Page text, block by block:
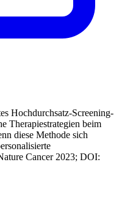
Hochdurchsatz-Screening-
Therapiestrategien beim
diese Methode sich
Cancer2023; DOI: